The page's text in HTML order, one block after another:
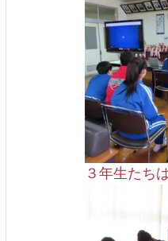
３年生たち